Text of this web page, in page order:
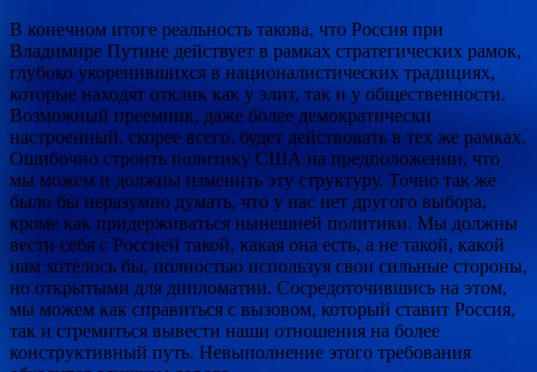
В конечном итоге реальность такова, что Россия при
Владимире Путине действует в рамках стратегических рамок,
глубоко укоренившихся в националистических традициях,
которые находят отклик как у элит, так и у общественности.
Возможный преемник, даже более демократически
настроенный, скорее всего, будет действовать в тех же рамках.
Ошибочно строить политику США на предположении, что
мы можем и должны изменить эту структуру. Точно так же
было бы неразумно думать, что у нас нет другого выбора,
кроме как придерживаться нынешней политики. Мы должны
вести себя с Россией такой, какая она есть, а не такой, какой
нам хотелось бы, полностью используя свои сильные стороны,
но открытыми для дипломатии. Сосредоточившись на этом,
мы можем как справиться с вызовом, который ставит Россия,
так и стремиться вывести наши отношения на более
конструктивный путь. Невыполнение этого требования